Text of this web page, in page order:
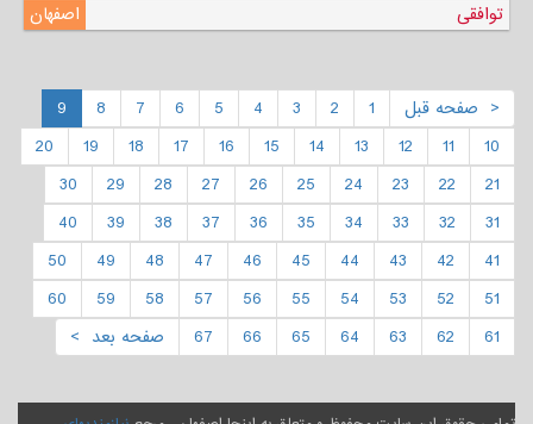
اصفهان توافقی
< صفحه قبل 1
2
3
4
5
6
7
8
9
10
11
12
13
14
15
16
17
18
19
20
21
22
23
24
25
26
27
28
29
30
31
32
33
34
35
36
37
38
39
40
41
42
43
44
45
46
47
48
49
50
51
52
53
54
55
56
57
58
59
60
61
62
63
64
65
66
67 صفحه بعد >